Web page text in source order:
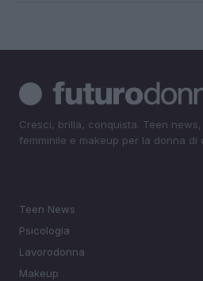
Cresci, brilla, conquista. Teen
femminile e makeup per la donna di
Teen News
Psicologia
Lavorodonna
Makeup